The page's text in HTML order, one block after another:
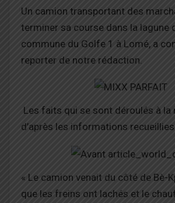
Un camion transportant des
terminer sa course dans la lagune
commune du Golfe 1 à Lomé, a
reporter de notre rédaction.
Les faits qui se sont déroulés à la
d’après les informations
« Le camion venait du côté de Bè-
que les freins ont lachés et le